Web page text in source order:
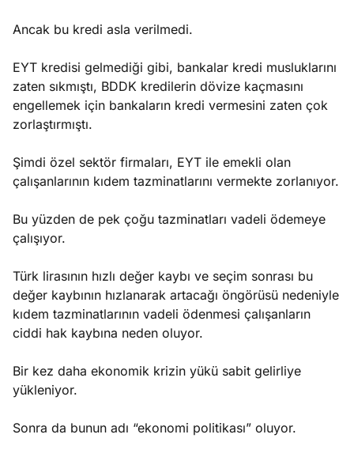
Ancak bu kredi asla verilmedi.
EYT kredisi gelmediği gibi, bankalar kredi musluklarını
zaten sıkmıştı, BDDK kredilerin dövize kaçmasını
engellemek için bankaların kredi vermesini zaten çok
zorlaştırmıştı.
Şimdi özel sektör firmaları, EYT ile emekli olan
çalışanlarının kıdem tazminatlarını vermekte zorlanıyor.
Bu yüzden de pek çoğu tazminatları vadeli ödemeye
çalışıyor.
Türk lirasının hızlı değer kaybı ve seçim sonrası bu
değer kaybının hızlanarak artacağı öngörüsü nedeniyle
kıdem tazminatlarının vadeli ödenmesi çalışanların
ciddi hak kaybına neden oluyor.
Bir kez daha ekonomik krizin yükü sabit gelirliye
yükleniyor.
Sonra da bunun adı “ekonomi politikası” oluyor.